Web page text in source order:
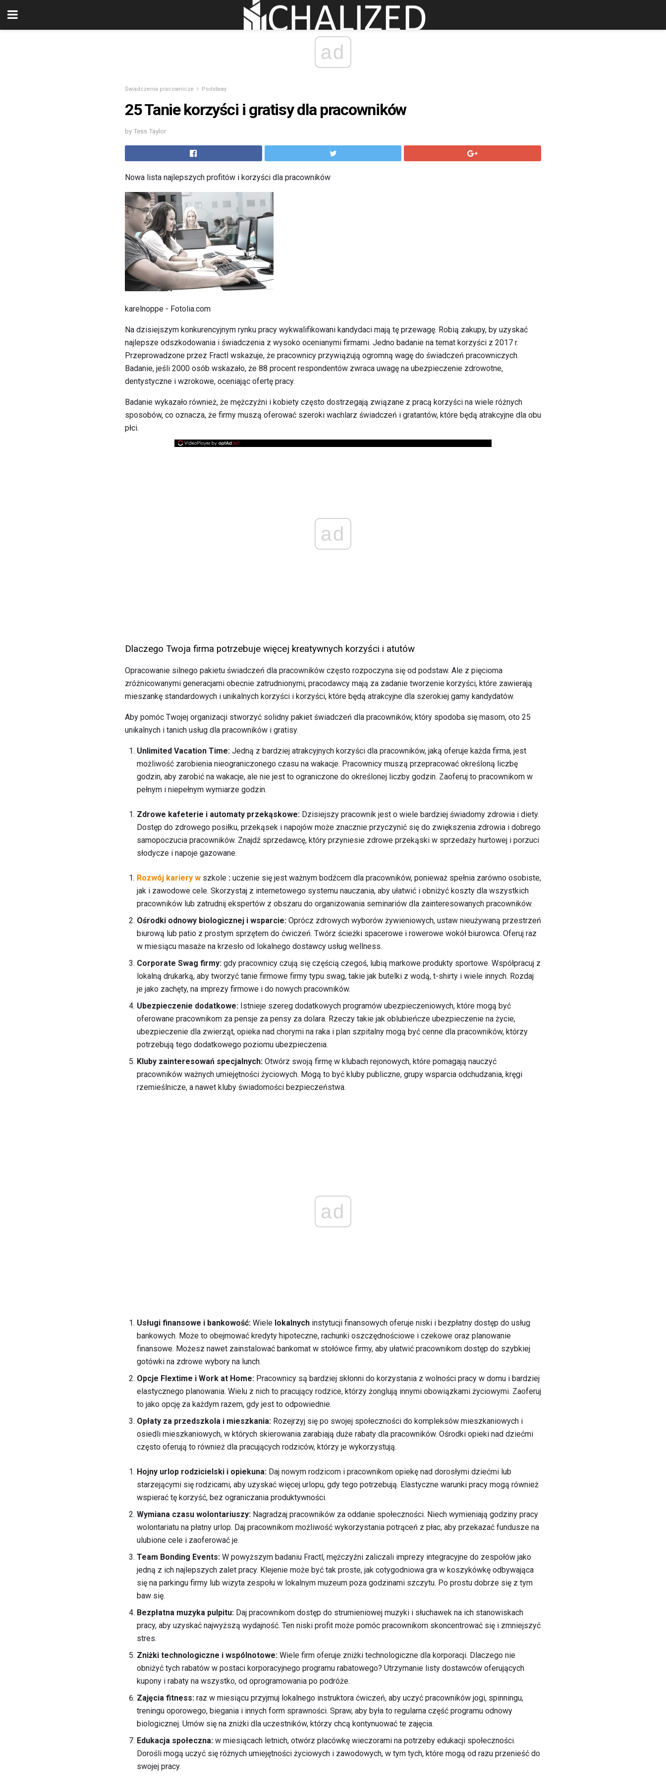
ad
Świadczenia pracownicze Podstawy
25 Tanie korzyści i gratisy dla pracowników
by Tess Taylor
Nowa lista najlepszych profitów i korzyści dla pracowników
karelnoppe - Fotolia.com
Na dzisiejszym konkurencyjnym rynku pracy wykwalifikowani kandydaci mają tę przewagę. Robią zakupy, by uzyskać
najlepsze odszkodowania i świadczenia z wysoko ocenianymi firmami. Jedno badanie na temat korzyści z 2017 r.
Przeprowadzone przez Fractl wskazuje, że pracownicy przywiązują ogromną wagę do świadczeń pracowniczych.
Badanie, jeśli 2000 osób wskazało, że 88 procent respondentów zwraca uwagę na ubezpieczenie zdrowotne,
dentystyczne i wzrokowe, oceniając ofertę pracy.
Badanie wykazało również, że mężczyźni i kobiety często dostrzegają związane z pracą korzyści na wiele różnych
sposobów, co oznacza, że ​​firmy muszą oferować szeroki wachlarz świadczeń i gratantów, które będą atrakcyjne dla obu
płci.
ad
Dlaczego Twoja firma potrzebuje więcej kreatywnych korzyści i atutów
Opracowanie silnego pakietu świadczeń dla pracowników często rozpoczyna się od podstaw. Ale z pięcioma
zróżnicowanymi generacjami obecnie zatrudnionymi, pracodawcy mają za zadanie tworzenie korzyści, które zawierają
mieszankę standardowych i unikalnych korzyści i korzyści, które będą atrakcyjne dla szerokiej gamy kandydatów.
Aby pomóc Twojej organizacji stworzyć solidny pakiet świadczeń dla pracowników, który spodoba się masom, oto 25
unikalnych i tanich usług dla pracowników i gratisy.
Unlimited Vacation Time: Jedną z bardziej atrakcyjnych korzyści dla pracowników, jaką oferuje każda firma, jest
możliwość zarobienia nieograniczonego czasu na wakacje. Pracownicy muszą przepracować określoną liczbę
godzin, aby zarobić na wakacje, ale nie jest to ograniczone do określonej liczby godzin. Zaoferuj to pracownikom w
pełnym i niepełnym wymiarze godzin.
Zdrowe kafeterie i automaty przekąskowe: Dzisiejszy pracownik jest o wiele bardziej świadomy zdrowia i diety.
Dostęp do zdrowego posiłku, przekąsek i napojów może znacznie przyczynić się do zwiększenia zdrowia i dobrego
samopoczucia pracowników. Znajdź sprzedawcę, który przyniesie zdrowe przekąski w sprzedaży hurtowej i porzuci
słodycze i napoje gazowane.
Rozwój kariery w szkole : uczenie się jest ważnym bodźcem dla pracowników, ponieważ spełnia zarówno osobiste,
jak i zawodowe cele. Skorzystaj z internetowego systemu nauczania, aby ułatwić i obniżyć koszty dla wszystkich
pracowników lub zatrudnij ekspertów z obszaru do organizowania seminariów dla zainteresowanych pracowników.
Ośrodki odnowy biologicznej i wsparcie: Oprócz zdrowych wyborów żywieniowych, ustaw nieużywaną przestrzeń
biurową lub patio z prostym sprzętem do ćwiczeń. Twórz ścieżki spacerowe i rowerowe wokół biurowca. Oferuj raz
w miesiącu masaże na krzesło od lokalnego dostawcy usług wellness.
Corporate Swag firmy: gdy pracownicy czują się częścią czegoś, lubią markowe produkty sportowe. Współpracuj z
lokalną drukarką, aby tworzyć tanie firmowe firmy typu swag, takie jak butelki z wodą, t-shirty i wiele innych. Rozdaj
je jako zachęty, na imprezy firmowe i do nowych pracowników.
Ubezpieczenie dodatkowe: Istnieje szereg dodatkowych programów ubezpieczeniowych, które mogą być
oferowane pracownikom za pensje za pensy za dolara. Rzeczy takie jak oblubieńcze ubezpieczenie na życie,
ubezpieczenie dla zwierząt, opieka nad chorymi na raka i plan szpitalny mogą być cenne dla pracowników, którzy
potrzebują tego dodatkowego poziomu ubezpieczenia.
Kluby zainteresowań specjalnych: Otwórz swoją firmę w klubach rejonowych, które pomagają nauczyć
pracowników ważnych umiejętności życiowych. Mogą to być kluby publiczne, grupy wsparcia odchudzania, kręgi
rzemieślnicze, a nawet kluby świadomości bezpieczeństwa.
ad
Usługi finansowe i bankowość: Wiele lokalnych instytucji finansowych oferuje niski i bezpłatny dostęp do usług
bankowych. Może to obejmować kredyty hipoteczne, rachunki oszczędnościowe i czekowe oraz planowanie
finansowe. Możesz nawet zainstalować bankomat w stołówce firmy, aby ułatwić pracownikom dostęp do szybkiej
gotówki na zdrowe wybory na lunch.
Opcje Flextime i Work at Home: Pracownicy są bardziej skłonni do korzystania z wolności pracy w domu i bardziej
elastycznego planowania. Wielu z nich to pracujący rodzice, którzy żonglują innymi obowiązkami życiowymi. Zaoferuj
to jako opcję za każdym razem, gdy jest to odpowiednie.
Opłaty za przedszkola i mieszkania: Rozejrzyj się po swojej społeczności do kompleksów mieszkaniowych i
osiedli mieszkaniowych, w których skierowania zarabiają duże rabaty dla pracowników. Ośrodki opieki nad dziećmi
często oferują to również dla pracujących rodziców, którzy je wykorzystują.
Hojny urlop rodzicielski i opiekuna: Daj nowym rodzicom i pracownikom opiekę nad dorosłymi dziećmi lub
starzejącymi się rodzicami, aby uzyskać więcej urlopu, gdy tego potrzebują. Elastyczne warunki pracy mogą również
wspierać tę korzyść, bez ograniczania produktywności.
Wymiana czasu wolontariuszy: Nagradzaj pracowników za oddanie społeczności. Niech wymieniają godziny pracy
wolontariatu na płatny urlop. Daj pracownikom możliwość wykorzystania potrąceń z płac, aby przekazać fundusze na
ulubione cele i zaoferować je.
Team Bonding Events: W powyższym badaniu Fractl, mężczyźni zaliczali imprezy integracyjne do zespołów jako
jedną z ich najlepszych zalet pracy. Klejenie może być tak proste, jak cotygodniowa gra w koszykówkę odbywająca
się na parkingu firmy lub wizyta zespołu w lokalnym muzeum poza godzinami szczytu. Po prostu dobrze się z tym
baw się.
Bezpłatna muzyka pulpitu: Daj pracownikom dostęp do strumieniowej muzyki i słuchawek na ich stanowiskach
pracy, aby uzyskać najwyższą wydajność. Ten niski profit może pomóc pracownikom skoncentrować się i zmniejszyć
stres.
Zniżki technologiczne i wspólnotowe: Wiele firm oferuje zniżki technologiczne dla korporacji. Dlaczego nie
obniżyć tych rabatów w postaci korporacyjnego programu rabatowego? Utrzymanie listy dostawców oferujących
kupony i rabaty na wszystko, od oprogramowania po podróże.
Zajęcia fitness: raz w miesiącu przyjmuj lokalnego instruktora ćwiczeń, aby uczyć pracowników jogi, spinningu,
treningu oporowego, biegania i innych form sprawności. Spraw, aby była to regularna część programu odnowy
biologicznej. Umów się na zniżki dla uczestników, którzy chcą kontynuować te zajęcia.
Edukacja społeczna: w miesiącach letnich, otwórz placówkę wieczorami na potrzeby edukacji społeczności.
Dorośli mogą uczyć się różnych umiejętności życiowych i zawodowych, w tym tych, które mogą od razu przenieść do
swojej pracy.